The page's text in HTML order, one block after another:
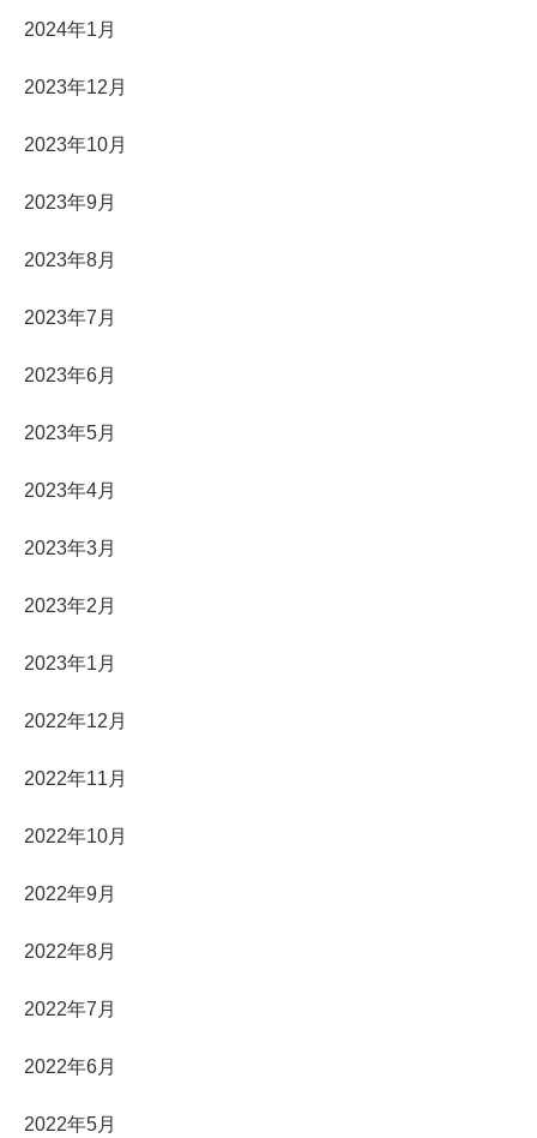
2024年1月
2023年12月
2023年10月
2023年9月
2023年8月
2023年7月
2023年6月
2023年5月
2023年4月
2023年3月
2023年2月
2023年1月
2022年12月
2022年11月
2022年10月
2022年9月
2022年8月
2022年7月
2022年6月
2022年5月